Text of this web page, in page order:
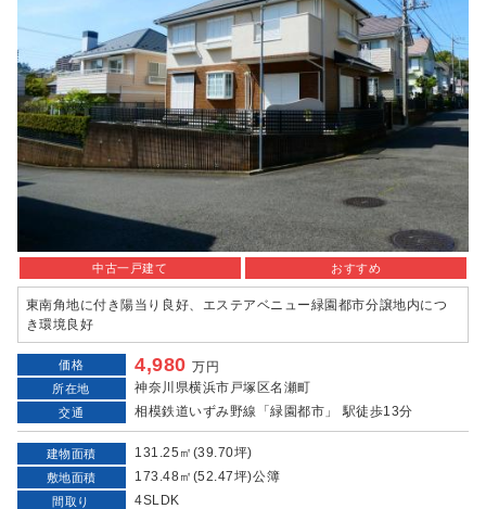
中古一戸建て おすすめ
東南角地に付き陽当り良好、エステアベニュー緑園都市分譲地内につ
き環境良好
価格 4,980万円
所在地 神奈川県横浜市戸塚区名瀬町
交通 相模鉄道いずみ野線「緑園都市」 駅徒歩13分
建物面積 131.25㎡(39.70坪)
敷地面積 173.48㎡(52.47坪)公簿
間取り 4SLDK